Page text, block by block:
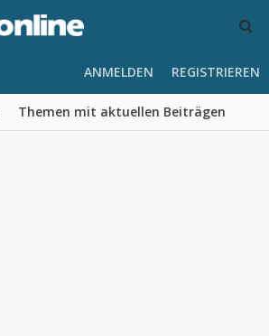
Themen mit aktuellen Beiträgen
ANMELDEN REGISTRIEREN